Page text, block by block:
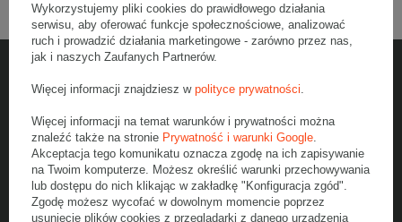
5% rabatu na zakupy
Dołącz do newslettera, odbierz jednorazowy kod na zakupy i bądź na
bieżąco z nowościami
Podaj swój adres e-mail
Wykorzystujemy pliki cookies do prawidłowego działania
serwisu, aby oferować funkcje społecznościowe, analizować
ruch i prowadzić działania marketingowe - zarówno przez nas,
jak i naszych Zaufanych Partnerów.
Więcej informacji znajdziesz w polityce prywatności
Więcej informacji na temat warunków i prywatności można
znaleźć także na stronie Prywatność i warunki Google
Akceptacja tego komunikatu oznacza zgodę na ich zapisywanie
na Twoim komputerze. Możesz określić warunki przechowywania
lub dostępu do nich klikając w zakładkę "Konfiguracja zgód".
Zgodę możesz wycofać w dowolnym momencie poprzez
usunięcie plików cookies z przeglądarki z danego urządzenia